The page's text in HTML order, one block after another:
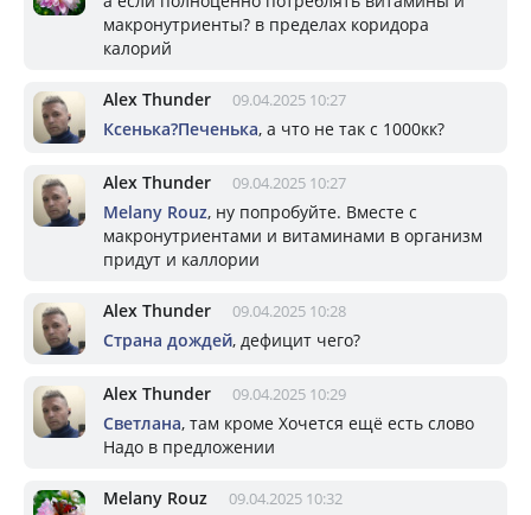
макронутриенты? в пределах коридора
калорий
Alex Thunder 09.04.2025 10:27
Ксенька?Печенька, а что не так с 1000кк?
Alex Thunder 09.04.2025 10:27
Melany Rouz, ну попробуйте. Вместе с
макронутриентами и витаминами в организм
придут и каллории
Alex Thunder 09.04.2025 10:28
Страна дождей, дефицит чего?
Alex Thunder 09.04.2025 10:29
Светлана, там кроме Хочется ещё есть слово
Надо в предложении
Melany Rouz 09.04.2025 10:32